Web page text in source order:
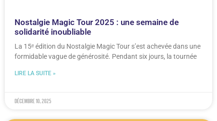
Nostalgie Magic Tour 2025 : une semaine de
solidarité inoubliable
La 15ᵉ édition du Nostalgie Magic Tour s’est achevée dans une
formidable vague de générosité. Pendant six jours, la tournée
LIRE LA SUITE »
décembre 10, 2025